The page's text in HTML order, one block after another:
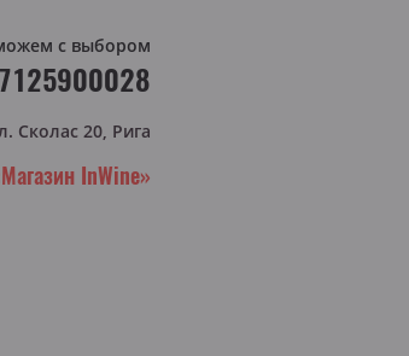
с выбором
Сколас 20, Рига
InWine»